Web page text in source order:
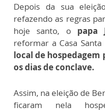
Depois da sua
refazendo as regras
hoje santo, opapa
reformar a Casa
local de hospedagem
os dias de conclave.
Assim, na eleição de
ficaram nela